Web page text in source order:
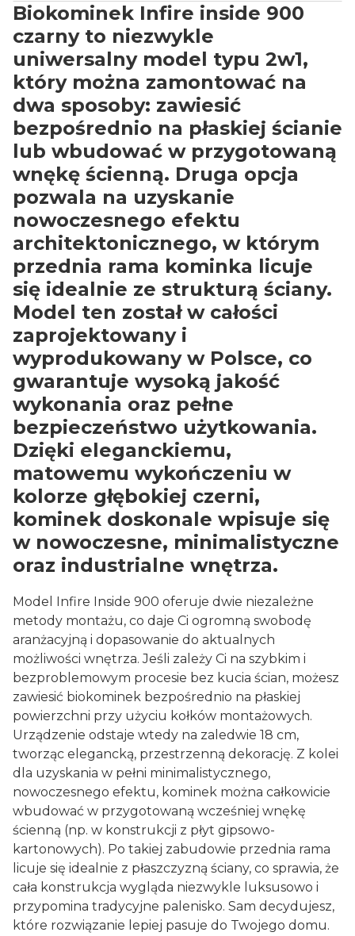
Biokominek Infire inside 900
czarny to niezwykle
uniwersalny model typu 2w1,
który można zamontować na
dwa sposoby: zawiesić
bezpośrednio na płaskiej ścianie
lub wbudować w przygotowaną
wnękę ścienną. Druga opcja
pozwala na uzyskanie
nowoczesnego efektu
architektonicznego, w którym
przednia rama kominka licuje
się idealnie ze strukturą ściany.
Model ten został w całości
zaprojektowany i
wyprodukowany w Polsce, co
gwarantuje wysoką jakość
wykonania oraz pełne
bezpieczeństwo użytkowania.
Dzięki eleganckiemu,
matowemu wykończeniu w
kolorze głębokiej czerni,
kominek doskonale wpisuje się
w nowoczesne, minimalistyczne
oraz industrialne wnętrza.
Model Infire Inside 900 oferuje dwie niezależne
metody montażu, co daje Ci ogromną swobodę
aranżacyjną i dopasowanie do aktualnych
możliwości wnętrza. Jeśli zależy Ci na szybkim i
bezproblemowym procesie bez kucia ścian, możesz
zawiesić biokominek bezpośrednio na płaskiej
powierzchni przy użyciu kołków montażowych.
Urządzenie odstaje wtedy na zaledwie 18 cm,
tworząc elegancką, przestrzenną dekorację. Z kolei
dla uzyskania w pełni minimalistycznego,
nowoczesnego efektu, kominek można całkowicie
wbudować w przygotowaną wcześniej wnękę
ścienną (np. w konstrukcji z płyt gipsowo-
kartonowych). Po takiej zabudowie przednia rama
licuje się idealnie z płaszczyzną ściany, co sprawia, że
cała konstrukcja wygląda niezwykle luksusowo i
przypomina tradycyjne palenisko. Sam decydujesz,
które rozwiązanie lepiej pasuje do Twojego domu.